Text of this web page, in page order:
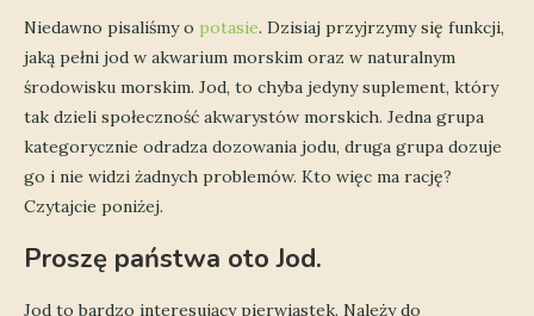
Niedawno pisaliśmy o potasie. Dzisiaj przyjrzymy się funkcji,
jaką pełni jod w akwarium morskim oraz w naturalnym
środowisku morskim. Jod, to chyba jedyny suplement, który
tak dzieli społeczność akwarystów morskich. Jedna grupa
kategorycznie odradza dozowania jodu, druga grupa dozuje
go i nie widzi żadnych problemów. Kto więc ma rację?
Czytajcie poniżej.
Proszę państwa oto Jod.
Jod to bardzo interesujący pierwiastek. Należy do